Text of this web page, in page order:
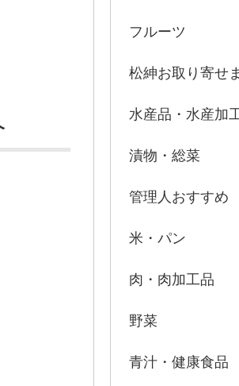
フルーツ
松紳お取り寄せ
水産品・水産加
漬物・総菜
管理人おすすめ
米・パン
肉・肉加工品
野菜
青汁・健康食品